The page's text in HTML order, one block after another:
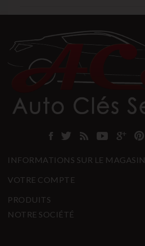
INFORMATIONS SUR LE MAGASIN
VOTRE COMPTE
PRODUITS
NOTRE SOCIÉTÉ